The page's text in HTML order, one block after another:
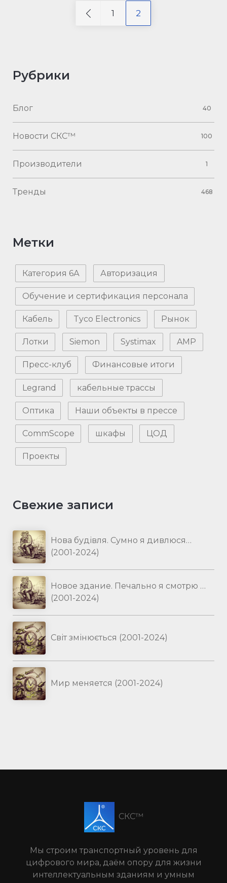
1 2
Рубрики
Блог 40
Новости СКС™ 100
Производители 1
Тренды 468
Метки
Категория 6А Авторизация
Обучение и сертификация персонала
Кабель Tyco Electronics Рынок
Лотки Siemon Systimax AMP
Пресс-клуб Финансовые итоги
Legrand кабельные трассы
Оптика Наши объекты в прессе
CommScope шкафы ЦОД
Проекты
Свежие записи
Нова будівля. Сумно я дивлюся…
(2001-2024)
Новое здание. Печально я смотрю …
(2001-2024)
Світ змінюється (2001-2024)
Мир меняется (2001-2024)
СКС™
Мы строим транспортный уровень для
цифрового мира, даём опору для жизни
интеллектуальным зданиям и умным